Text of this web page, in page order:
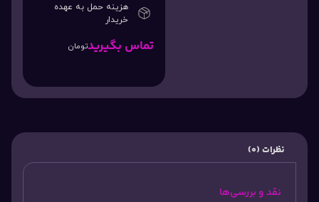
هزینه حمل به عهده
خریدار
تماس بگیریدتومان
نظرات (0)
نقد و بررسی‌ها